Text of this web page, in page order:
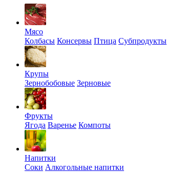
Мясо
Колбасы Консервы Птица Субпродукты
Крупы
Зернобобовые Зерновые
Фрукты
Ягода Варенье Компоты
Напитки
Соки Алкогольные напитки